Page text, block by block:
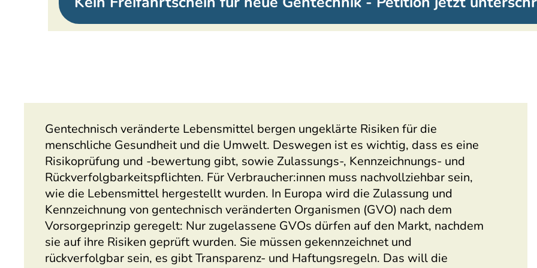
Gentechnisch veränderte Lebensmittel bergen ungeklärte Risiken für die
menschliche Gesundheit und die Umwelt. Deswegen ist es wichtig, dass es eine
Risikoprüfung und -bewertung gibt, sowie Zulassungs-, Kennzeichnungs- und
Rückverfolgbarkeitspflichten. Für Verbraucher:innen muss nachvollziehbar sein,
wie die Lebensmittel hergestellt wurden. In Europa wird die Zulassung und
Kennzeichnung von gentechnisch veränderten Organismen (GVO) nach dem
Vorsorgeprinzip geregelt: Nur zugelassene GVOs dürfen auf den Markt, nachdem
sie auf ihre Risiken geprüft wurden. Sie müssen gekennzeichnet und
rückverfolgbar sein, es gibt Transparenz- und Haftungsregeln. Das will die